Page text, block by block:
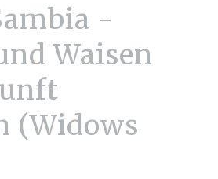
-
Waisen
(Widows